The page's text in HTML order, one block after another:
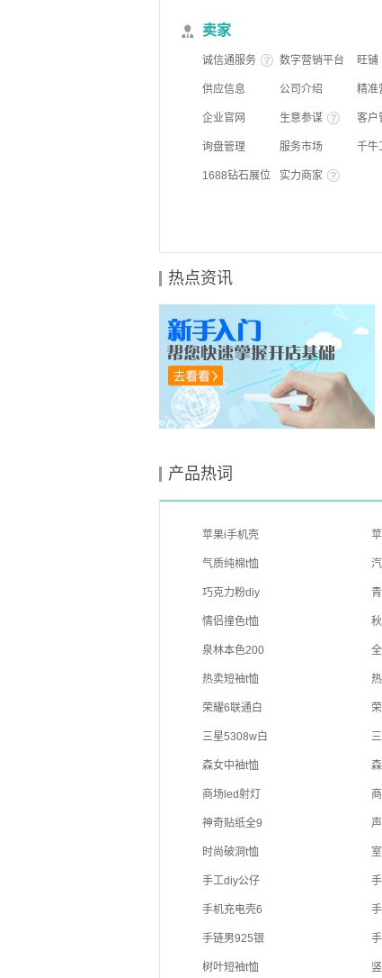
卖家
诚信通服务 数字营销平台 旺铺
供应信息 公司介绍 精准
企业官网 生意参谋 客户
询盘管理 服务市场 千牛
1688钻石展位 实力商家
热点资讯
产品热词
苹果i手机壳
气质纯棉t恤
巧克力粉diy
情侣撞色t恤
泉林本色200
热卖短袖t恤
荣耀6联通白
三星5308w白
森女中袖t恤
商场led射灯
神奇贴纸全9
时尚破洞t恤
手工diy公仔
手机充电壳6
手链男925银
树叶短袖t恤